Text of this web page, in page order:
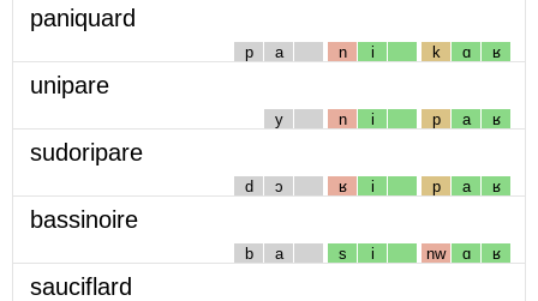
paniquard
p a n i k ɑ ʁ
unipare
y n i p a ʁ
sudoripare
d ɔ ʁ i p a ʁ
bassinoire
b a s i nw ɑ ʁ
sauciflard